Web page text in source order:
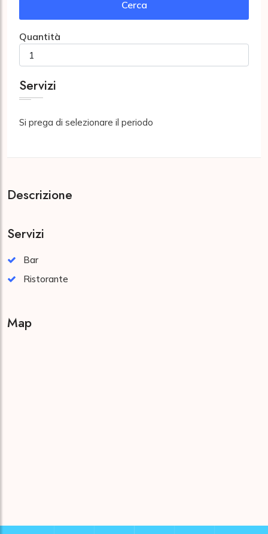
Cerca
Quantità
Servizi
Si prega di selezionare il periodo
Descrizione
Servizi
Bar
Ristorante
Map